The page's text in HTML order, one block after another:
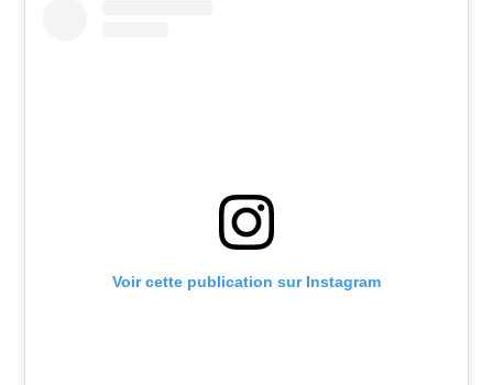
Voir cette publication sur Instagram